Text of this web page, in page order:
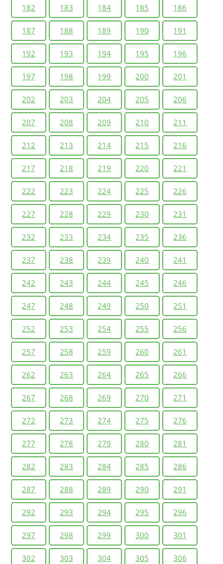
182 183 184 185 186
187 188 189 190 191
192 193 194 195 196
197 198 199 200 201
202 203 204 205 206
207 208 209 210 211
212 213 214 215 216
217 218 219 220 221
222 223 224 225 226
227 228 229 230 231
232 233 234 235 236
237 238 239 240 241
242 243 244 245 246
247 248 249 250 251
252 253 254 255 256
257 258 259 260 261
262 263 264 265 266
267 268 269 270 271
272 273 274 275 276
277 278 279 280 281
282 283 284 285 286
287 288 289 290 291
292 293 294 295 296
297 298 299 300 301
302 303 304 305 306